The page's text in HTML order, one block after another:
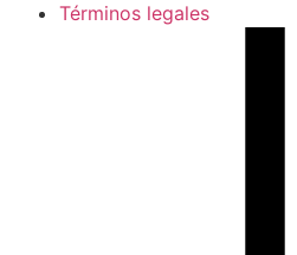
Términos legales